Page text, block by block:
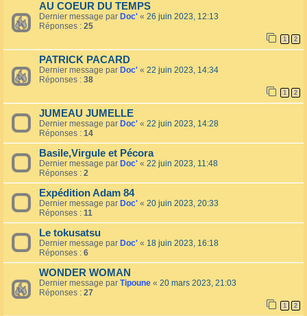
AU COEUR DU TEMPS
Dernier message par Doc' « 26 juin 2023, 12:13
Réponses : 25
1 2
PATRICK PACARD
Dernier message par Doc' « 22 juin 2023, 14:34
Réponses : 38
1 2
JUMEAU JUMELLE
Dernier message par Doc' « 22 juin 2023, 14:28
Réponses : 14
Basile,Virgule et Pécora
Dernier message par Doc' « 22 juin 2023, 11:48
Réponses : 2
Expédition Adam 84
Dernier message par Doc' « 20 juin 2023, 20:33
Réponses : 11
Le tokusatsu
Dernier message par Doc' « 18 juin 2023, 16:18
Réponses : 6
WONDER WOMAN
Dernier message par Tipoune « 20 mars 2023, 21:03
Réponses : 27
1 2